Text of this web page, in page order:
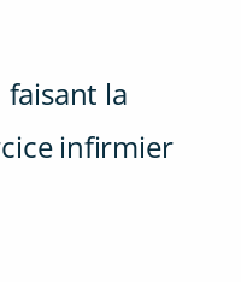
la
infirmier